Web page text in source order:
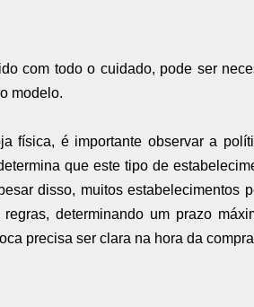
com todo o cuidado, pode ser
modelo.
física, é importante observar a
que este tipo de
disso, muitos estabelecimentos
determinando um prazo
precisa ser clara na hora da